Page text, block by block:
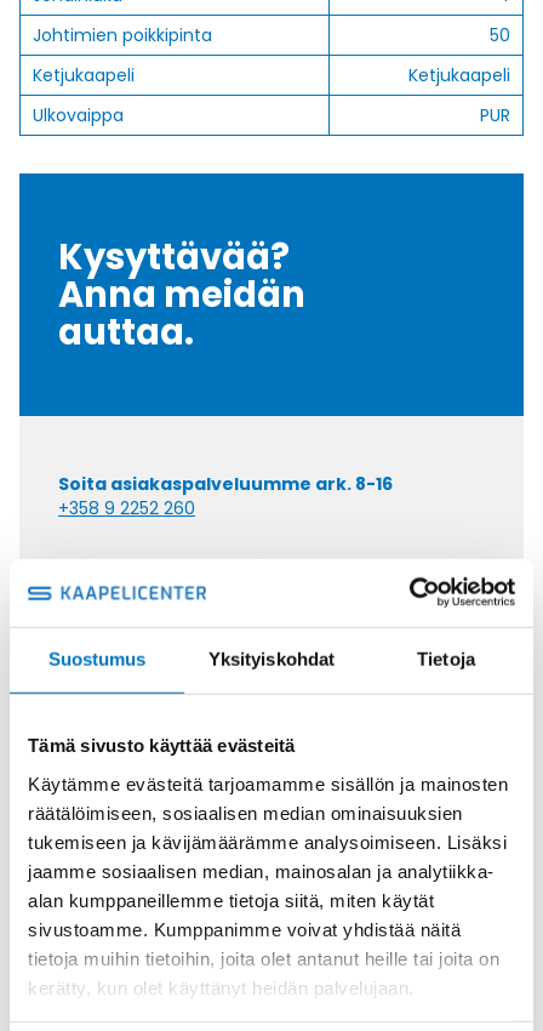
Suostumus Yksityiskohdat Tietoja
Tämä sivusto käyttää evästeitä
Käytämme evästeitä tarjoamamme sisällön ja mainosten
räätälöimiseen, sosiaalisen median ominaisuuksien
tukemiseen ja kävijämäärämme analysoimiseen. Lisäksi
jaamme sosiaalisen median, mainosalan ja analytiikka-
alan kumppaneillemme tietoja siitä, miten käytät
sivustoamme. Kumppanimme voivat yhdistää näitä
tietoja muihin tietoihin, joita olet antanut heille tai joita on
kerätty, kun olet käyttänyt heidän palvelujaan.
Johtimien poikkipinta
50
Ketjukaapeli
Ketjukaapeli
Ulkovaippa
PUR
Kysyttävää?
Anna meidän
auttaa.
Soita asiakaspalveluumme ark. 8-16
+358 9 2252 260
Tai lähetä sähköpostia
myynti@kaapelicenter.fi
Saman kaapelin eri versiot
Ohjauskaapeli FESTOONTEC PUR-
HF-J 4G6,0
Ohjauskaapeli FESTOONTEC PUR-
HF-J 5G6,0